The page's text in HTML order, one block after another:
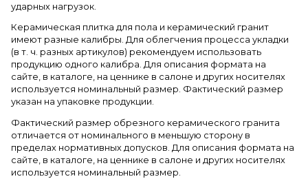
ударных нагрузок.
Керамическая плитка для пола и керамический гранит
имеют разные калибры. Для облегчения процесса укладки
(в т. ч. разных артикулов) рекомендуем использовать
продукцию одного калибра. Для описания формата на
сайте, в каталоге, на ценнике в салоне и других носителях
используется номинальный размер. Фактический размер
указан на упаковке продукции.
Фактический размер обрезного керамического гранита
отличается от номинального в меньшую сторону в
пределах нормативных допусков. Для описания формата на
сайте, в каталоге, на ценнике в салоне и других носителях
используется номинальный размер.